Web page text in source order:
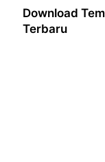
Download
Terbaru